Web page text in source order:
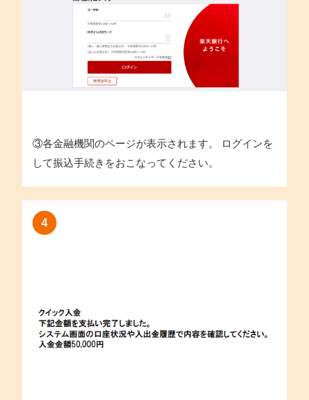
③各金融機関のページが表示されます。 ログインを
して振込手続きをおこなってください。
4